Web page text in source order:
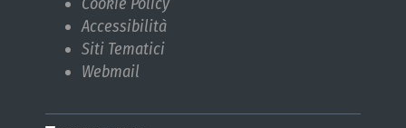
Accessibilità
Siti Tematici
Webmail